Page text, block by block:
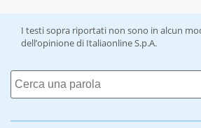
I testi sopra riportati non sono in alcun
dell’opinione di Italiaonline S.p.A.